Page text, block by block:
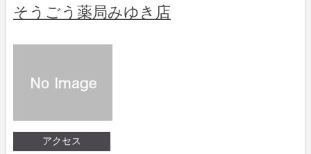
そうごう薬局みゆき店
アクセス